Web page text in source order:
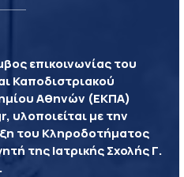
επικοινωνίας του
Καποδιστριακού
Αθηνών (ΕΚΠΑ)
υλοποιείται με την
του Κληροδοτήματος
της Ιατρικής Σχολής Γ.